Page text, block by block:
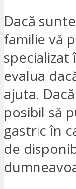
Dacă
familie vă
specializat
evalua
ajuta.
posibil să
gastric în
de